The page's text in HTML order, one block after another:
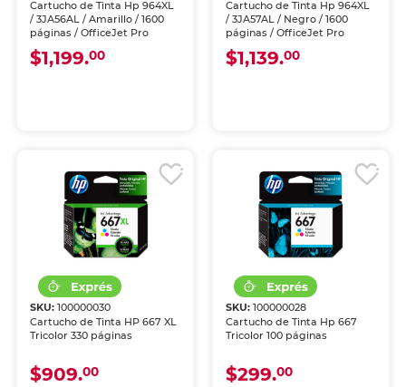
Cartucho de Tinta Hp 964XL
/ 3JA56AL / Amarillo / 1600
páginas / OfficeJet Pro
$1,199.00
Cartucho de Tinta Hp 964XL
/ 3JA57AL / Negro / 1600
páginas / OfficeJet Pro
$1,139.00
SKU:100000030
Cartucho de Tinta HP 667 XL
Tricolor 330 páginas
$909.00
SKU: 100000028
Cartucho de Tinta Hp 667
Tricolor 100 páginas
$299.00